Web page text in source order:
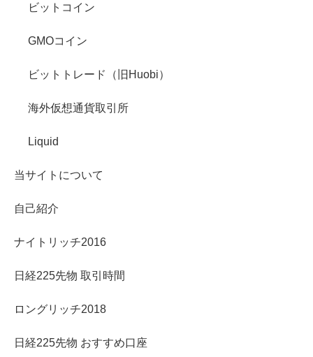
ビットコイン
GMOコイン
ビットトレード（旧Huobi）
海外仮想通貨取引所
Liquid
当サイトについて
自己紹介
ナイトリッチ2016
日経225先物 取引時間
ロングリッチ2018
日経225先物 おすすめ口座